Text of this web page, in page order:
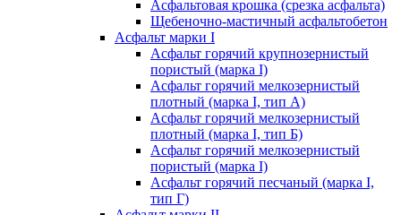
Асфальтовая крошка (срезка асфальта)
Щебеночно-мастичный асфальтобетон
Асфальт марки I
Асфальт горячий крупнозернистый
пористый (марка I)
Асфальт горячий мелкозернистый
плотный (марка I, тип А)
Асфальт горячий мелкозернистый
плотный (марка I, тип Б)
Асфальт горячий мелкозернистый
пористый (марка I)
Асфальт горячий песчаный (марка I,
тип Г)